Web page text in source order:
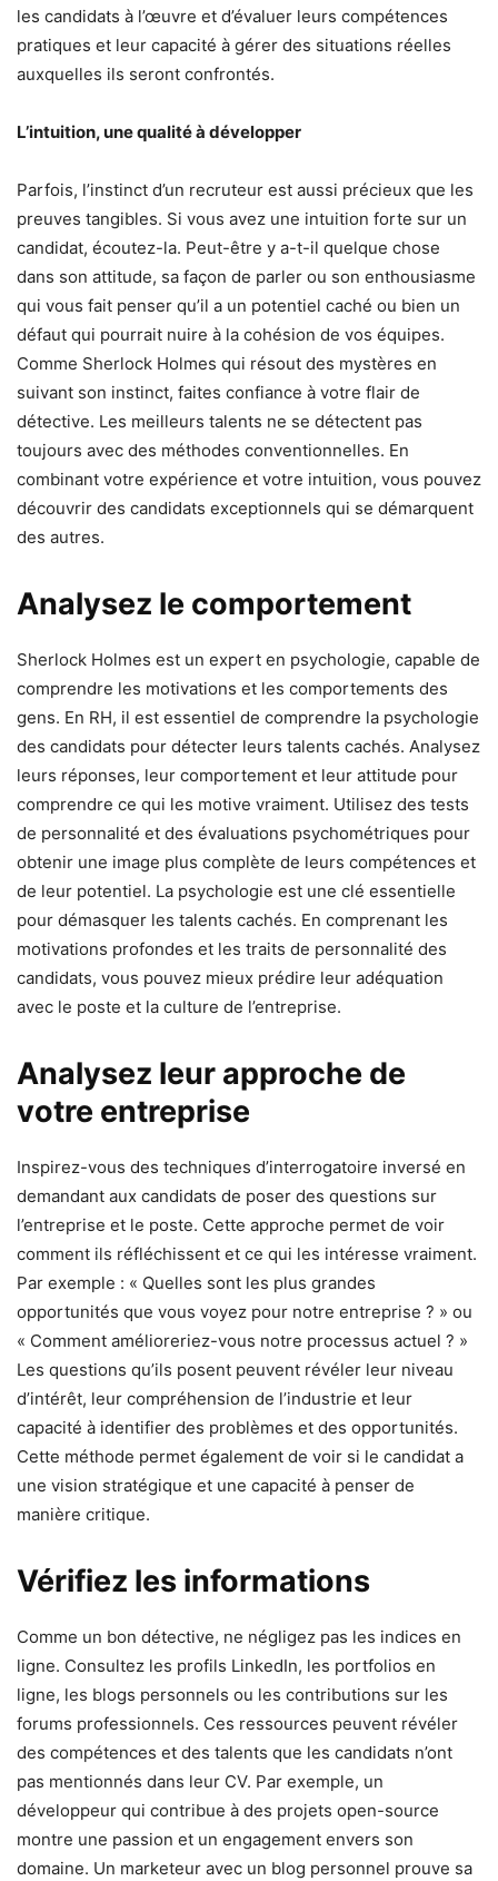
les candidats à l’œuvre et d’évaluer leurs compétences
pratiques et leur capacité à gérer des situations réelles
auxquelles ils seront confrontés.
L’intuition, une qualité à développer
Parfois, l’instinct d’un recruteur est aussi précieux que les
preuves tangibles. Si vous avez une intuition forte sur un
candidat, écoutez-la. Peut-être y a-t-il quelque chose
dans son attitude, sa façon de parler ou son enthousiasme
qui vous fait penser qu’il a un potentiel caché ou bien un
défaut qui pourrait nuire à la cohésion de vos équipes.
Comme Sherlock Holmes qui résout des mystères en
suivant son instinct, faites confiance à votre flair de
détective. Les meilleurs talents ne se détectent pas
toujours avec des méthodes conventionnelles. En
combinant votre expérience et votre intuition, vous pouvez
découvrir des candidats exceptionnels qui se démarquent
des autres.
Analysez le comportement
Sherlock Holmes est un expert en psychologie, capable de
comprendre les motivations et les comportements des
gens. En RH, il est essentiel de comprendre la psychologie
des candidats pour détecter leurs talents cachés. Analysez
leurs réponses, leur comportement et leur attitude pour
comprendre ce qui les motive vraiment. Utilisez des tests
de personnalité et des évaluations psychométriques pour
obtenir une image plus complète de leurs compétences et
de leur potentiel. La psychologie est une clé essentielle
pour démasquer les talents cachés. En comprenant les
motivations profondes et les traits de personnalité des
candidats, vous pouvez mieux prédire leur adéquation
avec le poste et la culture de l’entreprise.
Analysez leur approche de
votre entreprise
Inspirez-vous des techniques d’interrogatoire inversé en
demandant aux candidats de poser des questions sur
l’entreprise et le poste. Cette approche permet de voir
comment ils réfléchissent et ce qui les intéresse vraiment.
Par exemple : « Quelles sont les plus grandes
opportunités que vous voyez pour notre entreprise ? » ou
« Comment amélioreriez-vous notre processus actuel ? »
Les questions qu’ils posent peuvent révéler leur niveau
d’intérêt, leur compréhension de l’industrie et leur
capacité à identifier des problèmes et des opportunités.
Cette méthode permet également de voir si le candidat a
une vision stratégique et une capacité à penser de
manière critique.
Vérifiez les informations
Comme un bon détective, ne négligez pas les indices en
ligne. Consultez les profils LinkedIn, les portfolios en
ligne, les blogs personnels ou les contributions sur les
forums professionnels. Ces ressources peuvent révéler
des compétences et des talents que les candidats n’ont
pas mentionnés dans leur CV. Par exemple, un
développeur qui contribue à des projets open-source
montre une passion et un engagement envers son
domaine. Un marketeur avec un blog personnel prouve sa